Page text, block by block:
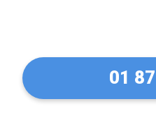
01